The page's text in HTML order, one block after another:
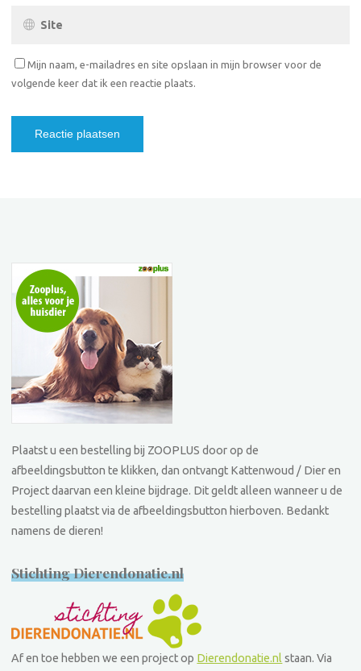
Mijn naam, e-mailadres en site opslaan in mijn browser voor de
volgende keer dat ik een reactie plaats.
Plaatst u een bestelling bij ZOOPLUS door op de
afbeeldingsbutton te klikken, dan ontvangt Kattenwoud / Dier en
Project daarvan een kleine bijdrage. Dit geldt alleen wanneer u de
bestelling plaatst via de afbeeldingsbutton hierboven. Bedankt
namens de dieren!
Stichting Dierendonatie.nl
Af en toe hebben we een project op Dierendonatie.nlstaan. Via